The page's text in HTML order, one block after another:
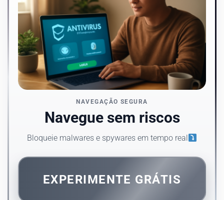
NAVEGAÇÃO SEGURA
Navegue sem riscos
Bloqueie malwares e spywares em tempo real
EXPERIMENTE GRÁTIS